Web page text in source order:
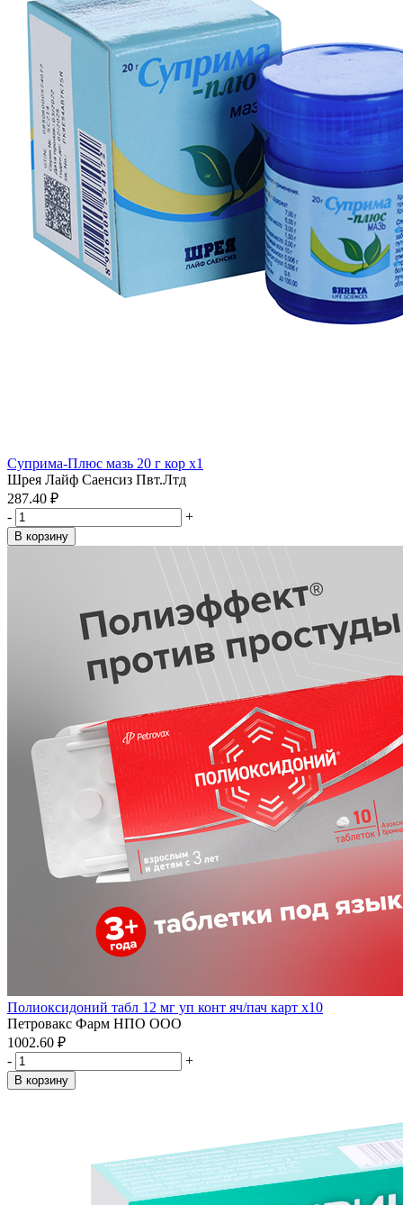
Суприма-Плюс мазь 20 г кор x1
Шрея Лайф Саенсиз Пвт.Лтд
287.40 ₽
-
+
В корзину
Полиоксидоний табл 12 мг уп конт яч/пач карт x10
Петровакс Фарм НПО ООО
1002.60 ₽
-
+
В корзину